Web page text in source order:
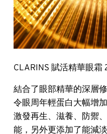
CLARINS 賦活精華眼霜
結合了眼部精華的深層
令眼周年輕蛋白大幅增
激發再生、滋養、防禦
能，另外更添加了能減